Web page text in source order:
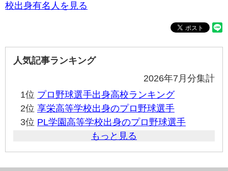
校出身有名人を見る
人気記事ランキング
2026年7月分集計
1位 プロ野球選手出身高校ランキング
2位 享栄高等学校出身のプロ野球選手
3位 PL学園高等学校出身のプロ野球選手
もっと見る